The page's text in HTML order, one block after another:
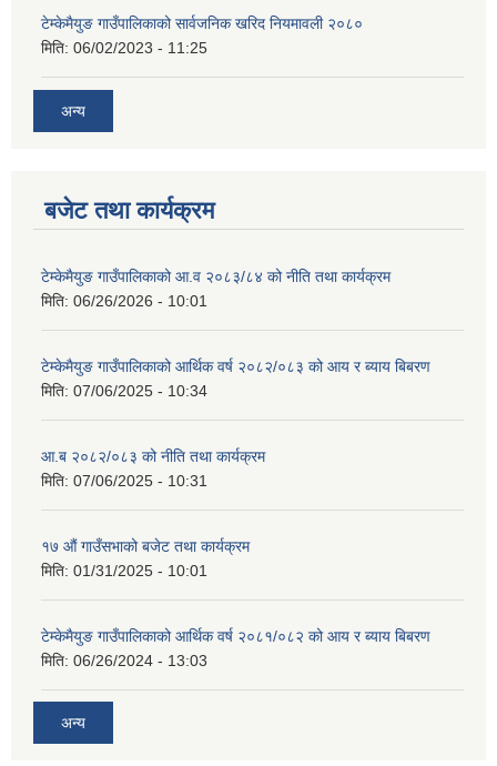
टेम्केमैयुङ गाउँपालिकाको सार्वजनिक खरिद नियमावली २०८०
मिति: 06/02/2023 - 11:25
अन्य
बजेट तथा कार्यक्रम
टेम्केमैयुङ गाउँपालिकाको आ.व २०८३/८४ को नीति तथा कार्यक्रम
मिति: 06/26/2026 - 10:01
टेम्केमैयुङ गाउँपालिकाको आर्थिक वर्ष २०८२/०८३ को आय र ब्याय बिबरण
मिति: 07/06/2025 - 10:34
आ.ब २०८२/०८३ को नीति तथा कार्यक्रम
मिति: 07/06/2025 - 10:31
१७ औं गाउँसभाको बजेट तथा कार्यक्रम
मिति: 01/31/2025 - 10:01
टेम्केमैयुङ गाउँपालिकाको आर्थिक वर्ष २०८१/०८२ को आय र ब्याय बिबरण
मिति: 06/26/2024 - 13:03
अन्य